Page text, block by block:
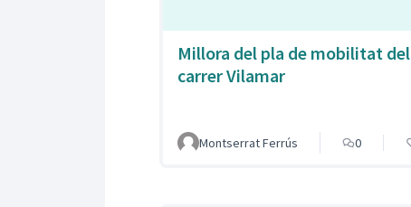
Millora del pla de mobilitat del
carrer Vilamar
Montserrat Ferrús 0